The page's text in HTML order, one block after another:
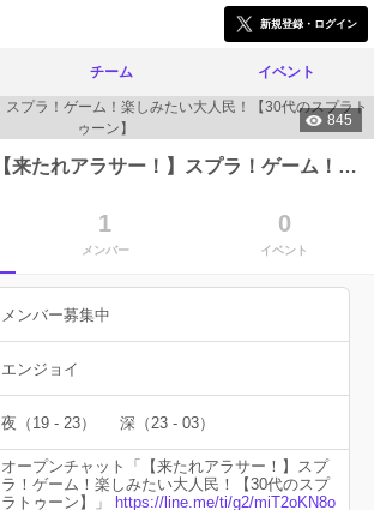
新規登録・ログイン
チーム イベント
845
【来たれアラサー！】スプラ！ゲーム！楽しみたい大人民！【30代のスプラトゥーン】
1
メンバー
0
イベント
メンバー募集中
エンジョイ
夜（19 - 23） 深（23 - 03）
オープンチャット「【来たれアラサー！】スプ
ラ！ゲーム！楽しみたい大人民！【30代のスプ
ラトゥーン】」
https://line.me/ti/g2/miT2oKN8o